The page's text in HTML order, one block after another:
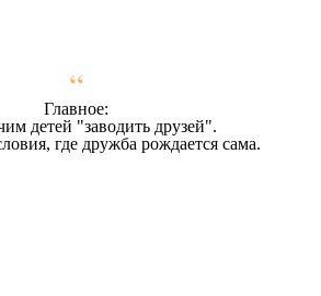
“
Главное:
детей "заводить друзей".
где дружба рождается сама.